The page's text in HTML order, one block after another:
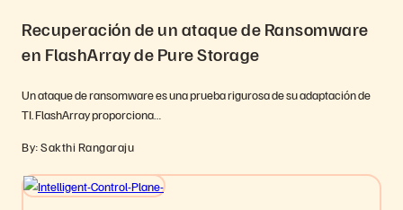
Recuperación de un ataque de Ransomware
en FlashArray de Pure Storage
Un ataque de ransomware es una prueba rigurosa de su adaptación de
TI. FlashArray proporciona…
By: Sakthi Rangaraju